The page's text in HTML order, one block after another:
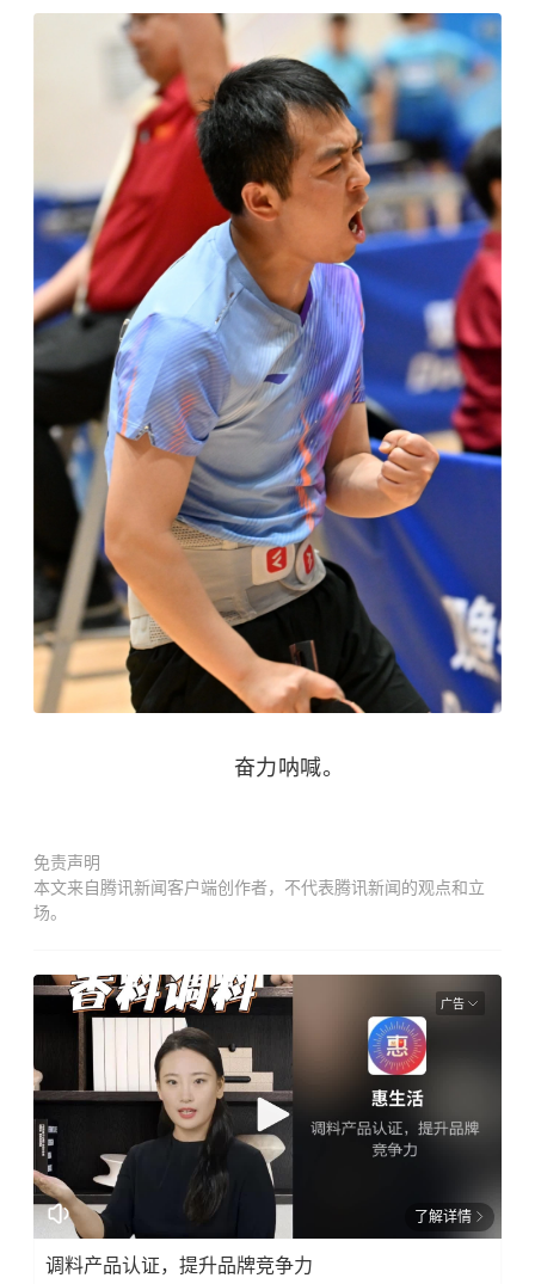
奋力呐喊。
免责声明
本文来自腾讯新闻客户端创作者，不代表腾讯新闻的观点和立
场。
广告
了解详情
调料产品认证，提升品牌竞争力